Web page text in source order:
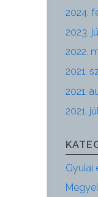
2024.
2023.
2022.
2021.
2021.
2021.
Gyulai